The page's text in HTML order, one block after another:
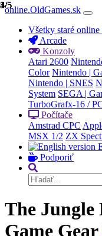
online.OldGames.sk
Všetky staré online
Arcade
Konzoly
Atari 2600
Color Nintendo |
Nintendo | SNES
System SEGA |
TurboGrafx-16 /
Počítače
Amstrad CPC
MSX 1/2 ZX
Podporiť
The Jungle
Game Gear
1/5
2/5
3/5
4/5
5/5